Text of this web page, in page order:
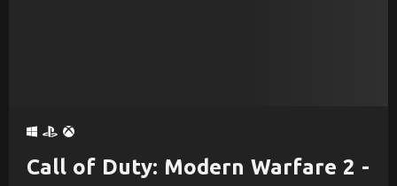
Call of Duty: Modern Warfare 2 -